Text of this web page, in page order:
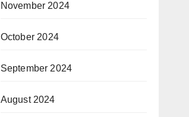
November 2024
October 2024
September 2024
August 2024